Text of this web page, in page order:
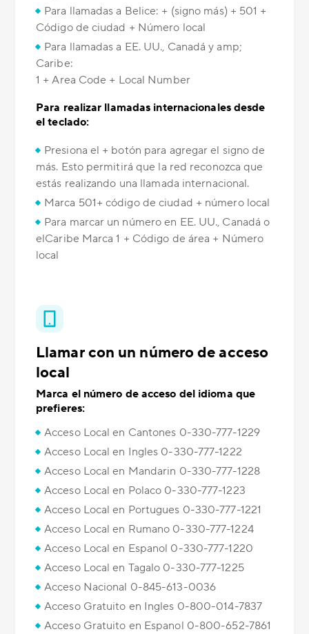
Para llamadas a Belice: + (signo más) + 501 +
Código de ciudad + Número local
Para llamadas a EE. UU., Canadá y amp;
Caribe:
1 + Area Code + Local Number
Para realizar llamadas internacionales desde
el teclado:
Presiona el + botón para agregar el signo de
más. Esto permitirá que la red reconozca que
estás realizando una llamada internacional.
Marca 501+ código de ciudad + número local
Para marcar un número en EE. UU., Canadá o
elCaribe Marca 1 + Código de área + Número
local
Llamar con un número de acceso
local
Marca el número de acceso del idioma que
prefieres:
Acceso Local en Cantones 0-330-777-1229
Acceso Local en Ingles 0-330-777-1222
Acceso Local en Mandarin 0-330-777-1228
Acceso Local en Polaco 0-330-777-1223
Acceso Local en Portugues 0-330-777-1221
Acceso Local en Rumano 0-330-777-1224
Acceso Local en Espanol 0-330-777-1220
Acceso Local en Tagalo 0-330-777-1225
Acceso Nacional 0-845-613-0036
Acceso Gratuito en Ingles 0-800-014-7837
Acceso Gratuito en Espanol 0-800-652-7861